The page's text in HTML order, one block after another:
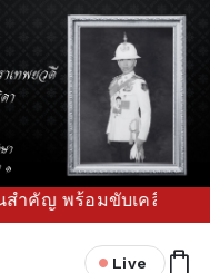
ขับเคลื่อนน
Live